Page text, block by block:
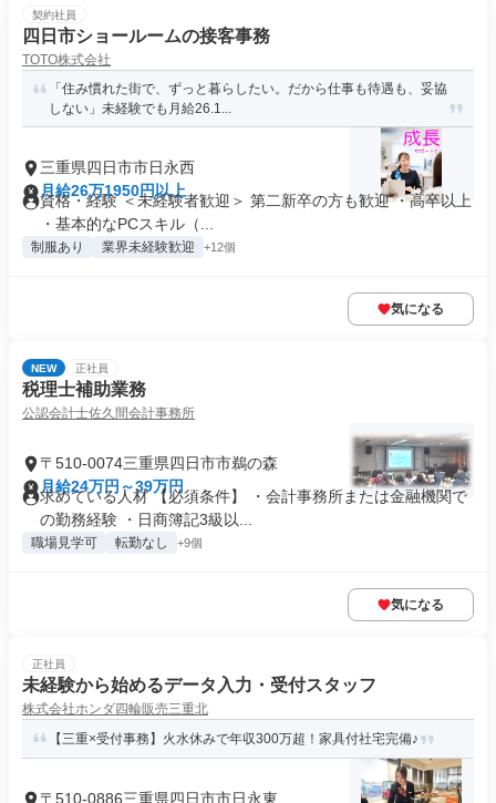
契約社員
四日市ショールームの接客事務
TOTO株式会社
「住み慣れた街で、ずっと暮らしたい。だから仕事も待遇も、妥協
しない」未経験でも月給26.1...
三重県四日市市日永西
月給26万1950円以上
資格・経験 ＜未経験者歓迎＞ 第二新卒の方も歓迎 ・高卒以上
・基本的なPCスキル（...
制服あり 業界未経験歓迎 +12個
気になる
NEW 正社員
税理士補助業務
公認会計士佐久間会計事務所
〒510-0074三重県四日市市鵜の森
月給24万円～39万円
求めている人材 【必須条件】 ・会計事務所または金融機関で
の勤務経験 ・日商簿記3級以...
職場見学可 転勤なし +9個
気になる
正社員
未経験から始めるデータ入力・受付スタッフ
株式会社ホンダ四輪販売三重北
【三重×受付事務】火水休みで年収300万超！家具付社宅完備♪
〒510-0886三重県四日市市日永東